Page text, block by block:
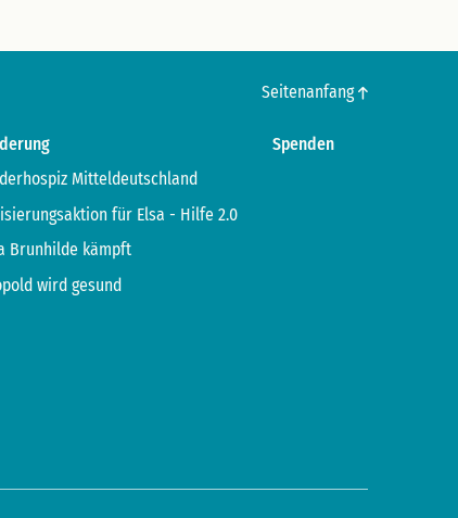
Seitenanfang
Mitteldeutschland
für Elsa - Hilfe 2.0
Brunhilde kämpft
wird gesund
Spenden